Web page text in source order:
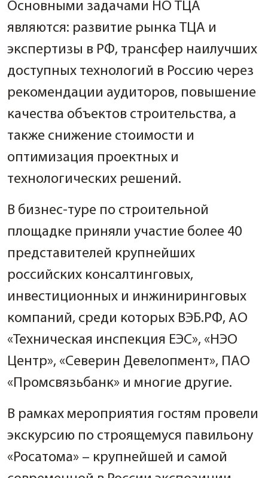
Основными задачами НО ТЦА
являются: развитие рынка ТЦА и
экспертизы в РФ, трансфер наилучших
доступных технологий в Россию через
рекомендации аудиторов, повышение
качества объектов строительства, а
также снижение стоимости и
оптимизация проектных и
технологических решений.
В бизнес-туре по строительной
площадке приняли участие более 40
представителей крупнейших
российских консалтинговых,
инвестиционных и инжиниринговых
компаний, среди которых ВЭБ.РФ, АО
«Техническая инспекция ЕЭС», «НЭО
Центр», «Северин Девелопмент», ПАО
«Промсвязьбанк» и многие другие.
В рамках мероприятия гостям провели
экскурсию по строящемуся павильону
«Росатома» – крупнейшей и самой